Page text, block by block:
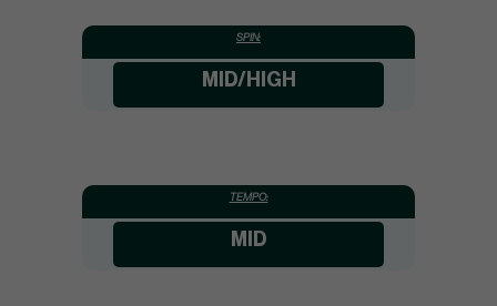
SPIN:
MID/HIGH
TEMPO:
MID